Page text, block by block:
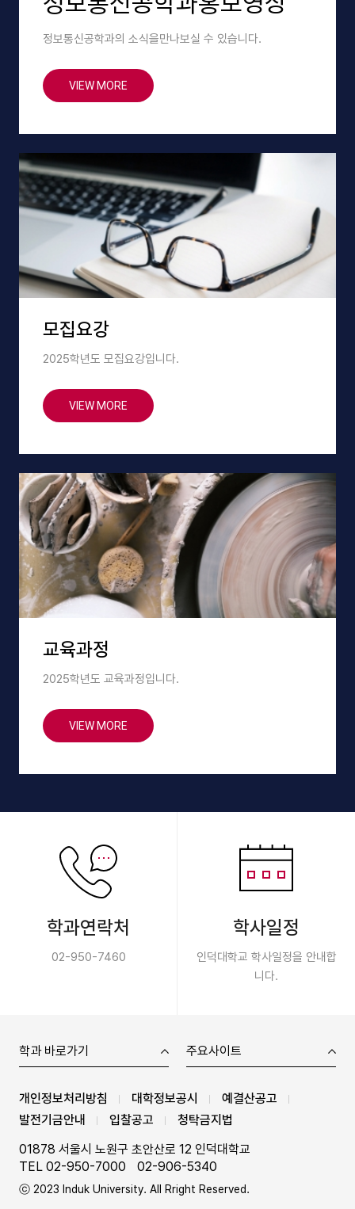
정보통신공학과의 소식을만나보실 수 있습니다.
VIEW MORE
모집요강
2025학년도 모집요강입니다.
VIEW MORE
교육과정
2025학년도 교육과정입니다.
VIEW MORE
학과연락처
02-950-7460
학사일정
인덕대학교 학사일정을 안내합
니다.
개인정보처리방침 대학정보공시
예결산공고
발전기금안내
입찰공고
청탁금지법
01878 서울시 노원구 초안산로 12 인덕대학교
TEL 02-950-7000
02-906-5340
ⓒ 2023 Induk University. All Rright Reserved.
학과 바로가기 주요사이트